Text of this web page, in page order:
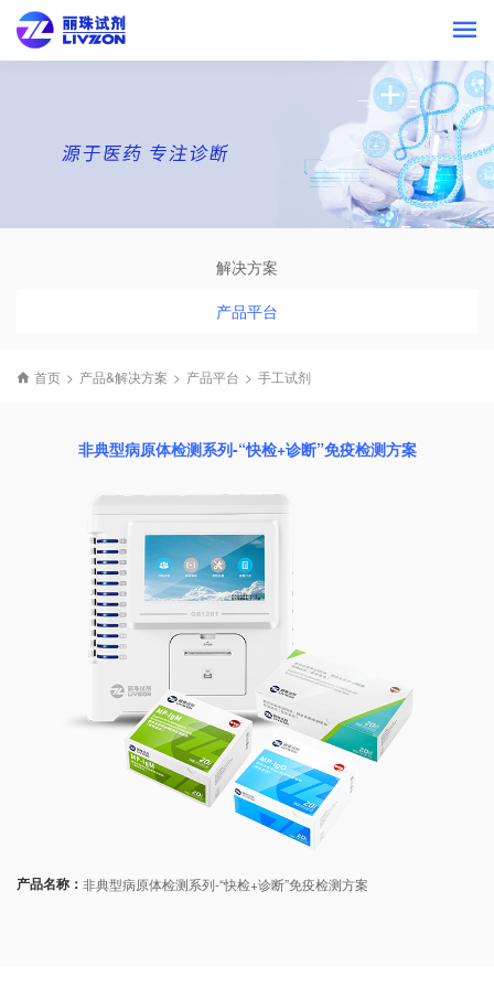
解决方案
产品平台
首页 > 产品&解决方案 > 产品平台 > 手工试剂
非典型病原体检测系列-“快检+诊断”免疫检测方案
产品名称： 非典型病原体检测系列-“快检+诊断”免疫检测方案